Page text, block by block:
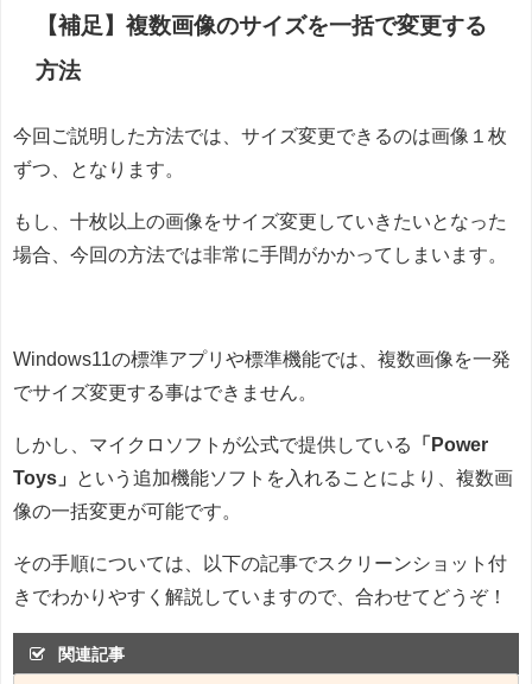
【補足】複数画像のサイズを一括で変更する
方法
今回ご説明した方法では、サイズ変更できるのは画像１枚
ずつ、となります。
もし、十枚以上の画像をサイズ変更していきたいとなった
場合、今回の方法では非常に手間がかかってしまいます。
Windows11の標準アプリや標準機能では、複数画像を一発
でサイズ変更する事はできません。
しかし、マイクロソフトが公式で提供している
「Power
Toys」
という追加機能ソフトを入れることにより、複数画
像の一括変更が可能です。
その手順については、以下の記事でスクリーンショット付
きでわかりやすく解説していますので、合わせてどうぞ！
関連記事